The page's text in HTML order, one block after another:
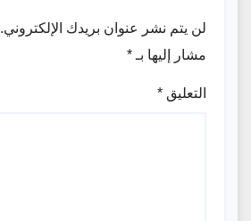
لن يتم نشر عنوان بريدك الإلكتروني.
مشار إليها بـ *
التعليق *